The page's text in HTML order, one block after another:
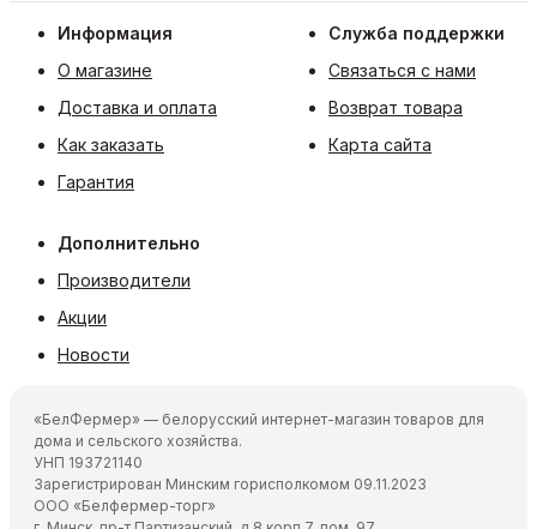
Информация
О магазине
Доставка и оплата
Как заказать
Гарантия
Служба поддержки
Связаться с нами
Возврат товара
Карта сайта
Дополнительно
Производители
Акции
Новости
«БелФермер» — белорусский интернет-магазин товаров для
дома и сельского хозяйства.
УНП 193721140
Зарегистрирован Минским горисполкомом 09.11.2023
ООО «Белфермер-торг»